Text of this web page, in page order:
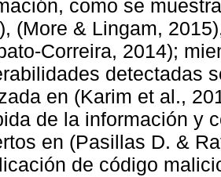
como se
(More & Lingam,
Correira, 2014);
detectadas
en (Karim et al.,
de la información y
en (Pasillas D. &
de código